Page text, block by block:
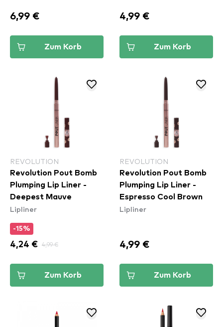
6,99 €
Zum Korb
4,99 €
Zum Korb
REVOLUTION
Revolution Pout Bomb
Plumping Lip Liner -
Deepest Mauve
Lipliner
-15%
4,24 € 4,99 €
Zum Korb
REVOLUTION
Revolution Pout Bomb
Plumping Lip Liner -
Espresso Cool Brown
Lipliner
4,99 €
Zum Korb